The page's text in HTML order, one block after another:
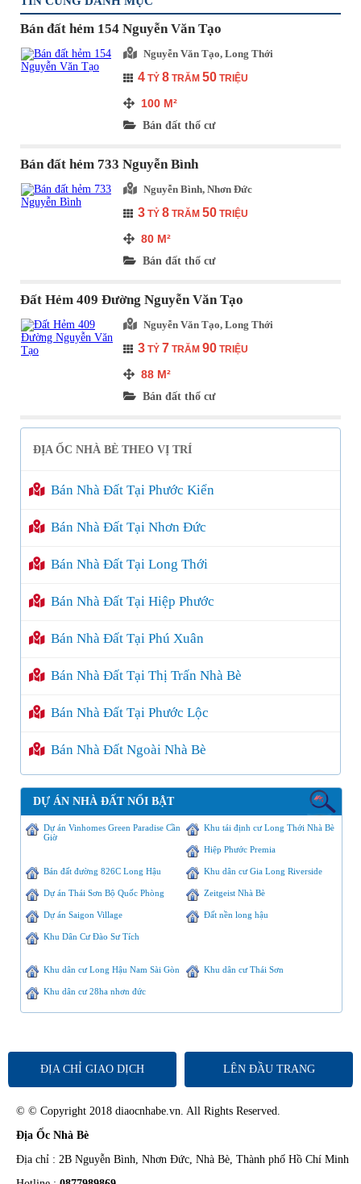
Bán đất hẻm 154 Nguyễn Văn Tạo
Nguyễn Văn Tạo, Long Thới
4 TỶ8 TRĂM50 TRIỆU
100 M²
Bán đất thổ cư
Bán đất hẻm 733 Nguyễn Bình
Nguyễn Bình, Nhơn Đức
3 TỶ8 TRĂM50 TRIỆU
80 M²
Bán đất thổ cư
Đất Hẻm 409 Đường Nguyễn Văn Tạo
Nguyễn Văn Tạo, Long Thới
3 TỶ 7 TRĂM90 TRIỆU
88 M²
Bán đất thổ cư
ĐỊA ỐC NHÀ BÈ THEO VỊ TRÍ
Bán Nhà Đất Tại Phước Kiển
Bán Nhà Đất Tại Nhơn Đức
Bán Nhà Đất Tại Long Thới
Bán Nhà Đất Tại Hiệp Phước
Bán Nhà Đất Tại Phú Xuân
Bán Nhà Đất Tại Thị Trấn Nhà Bè
Bán Nhà Đất Tại Phước Lộc
Bán Nhà Đất Ngoài Nhà Bè
DỰ ÁN NHÀ ĐẤT NỔI BẬT
Dự án Vinhomes Green Paradise Cần
Giờ
Khu tái định cư Long Thới Nhà Bè
Hiệp Phước Premia
Bán đất đường 826C Long Hậu Khu dân cư Gia Long Riverside
Dự án Thái Sơn Bộ Quốc Phòng Zeitgeist Nhà Bè
Dự án Saigon Village Đất nền long hậu
Khu Dân Cư Đào Sư Tích
Khu dân cư Long Hậu Nam Sài Gòn Khu dân cư Thái Sơn
Khu dân cư 28ha nhơn đức
ĐỊA CHỈ GIAO DỊCH LÊN ĐẦU TRANG
© © Copyright 2018 diaocnhabe.vn. All Rights Reserved.
Địa Ốc Nhà Bè
Địa chỉ : 2B Nguyễn Bình, Nhơn Đức, Nhà Bè, Thành phố Hồ Chí Minh